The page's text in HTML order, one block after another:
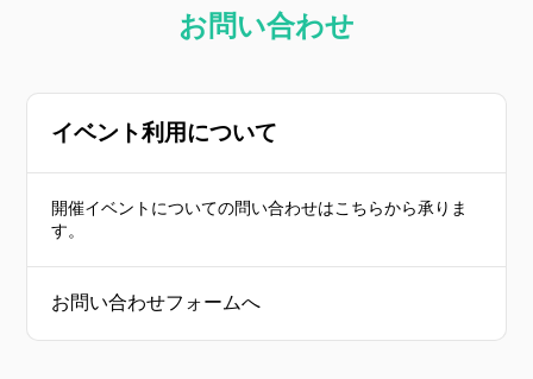
お問い合わせ
イベント利用について
開催イベントについての問い合わせはこちらから承りま
す。
お問い合わせフォームへ